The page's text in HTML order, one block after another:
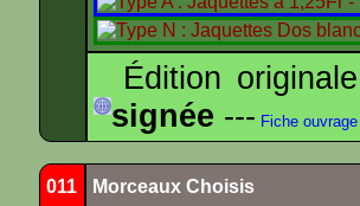
Édition
signée --- Fiche ouvrage
011 Morceaux Choisis